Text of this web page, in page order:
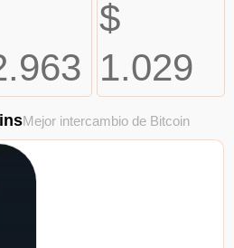
$
1.029
Mejor intercambio de Bitcoin